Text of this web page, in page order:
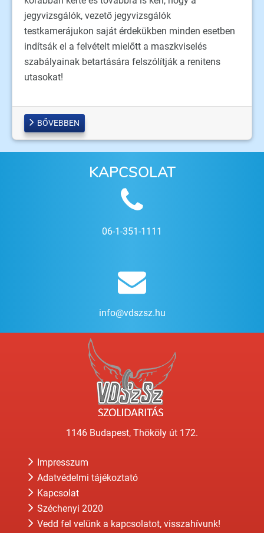
jegyvizsgálók, vezető jegyvizsgálók
testkamerájukon saját érdekükben minden esetben
indítsák el a felvételt mielőtt a maszkviselés
szabályainak betartására felszólítják a renitens
utasokat!
BŐVEBBEN
KAPCSOLAT
06-1-351-1111
info@vdszsz.hu
1146 Budapest, Thököly út 172.
Impresszum
Adatvédelmi tájékoztató
Kapcsolat
Széchenyi 2020
Vedd fel velünk a kapcsolatot, visszahívunk!